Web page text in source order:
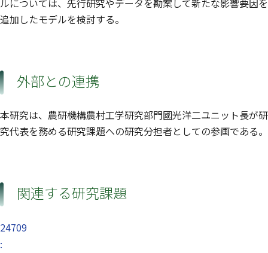
ルについては、先行研究やデータを勘案して新たな影響要因を
追加したモデルを検討する。
外部との連携
本研究は、農研機構農村工学研究部門國光洋二ユニット長が研
究代表を務める研究課題への研究分担者としての参画である。
関連する研究課題
24709
: